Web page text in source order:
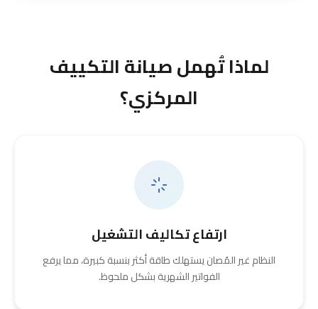
لماذا تُهمل صيانة التكييف
المركزي؟
ارتفاع تكاليف التشغيل
النظام غير المُصان يستهلك طاقة أكثر بنسبة كبيرة، مما يرفع
الفواتير الشهرية بشكل ملحوظ.